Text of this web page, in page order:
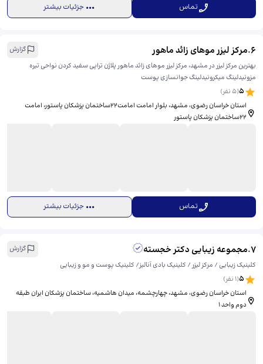
تماس جزئیات بیشتر
6
.مرکز لیزر موهای زائد ماهور
گزارش
بهترین مرکز لیزر در مشهد، مرکز لیزر موهای زائد ماهور پلاژن تراپی سفید کردن نواحی تیره
مزونیدلینگ میکرونیدلینگ جوانسازی پوست
5
(
5 نفر)
استان خراسان رضوی، مشهد، بلوار امامت امامت۲۲ساختمان پزشکان پاستور، ​امامت
۲۲ساختمان پزشکان پاستور
تماس جزئیات بیشتر
7
.مجموعه زیبایی دکتر خجسته
گزارش
کلینیک زیبایی / مرکز لیزر / کلینیک بادی آنالیز/ کلینیک پوست و مو و زیبایی
5
(
1 نفر)
استان خراسان رضوی، مشهد، چهارچشمه، میدان هاشمیه، ​ساختمان پزشکان ایران طبقه
دوم واحد ۱